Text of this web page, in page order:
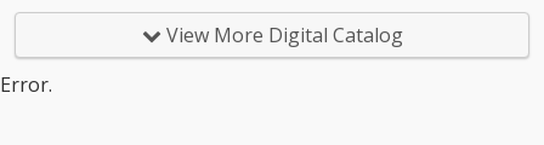
View More Digital Catalog
Error.